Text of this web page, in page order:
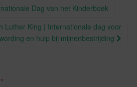
Dag van het Kinderboek
Luther King | Internationale dag voor
en hulp bij mijnenbestrijding
*